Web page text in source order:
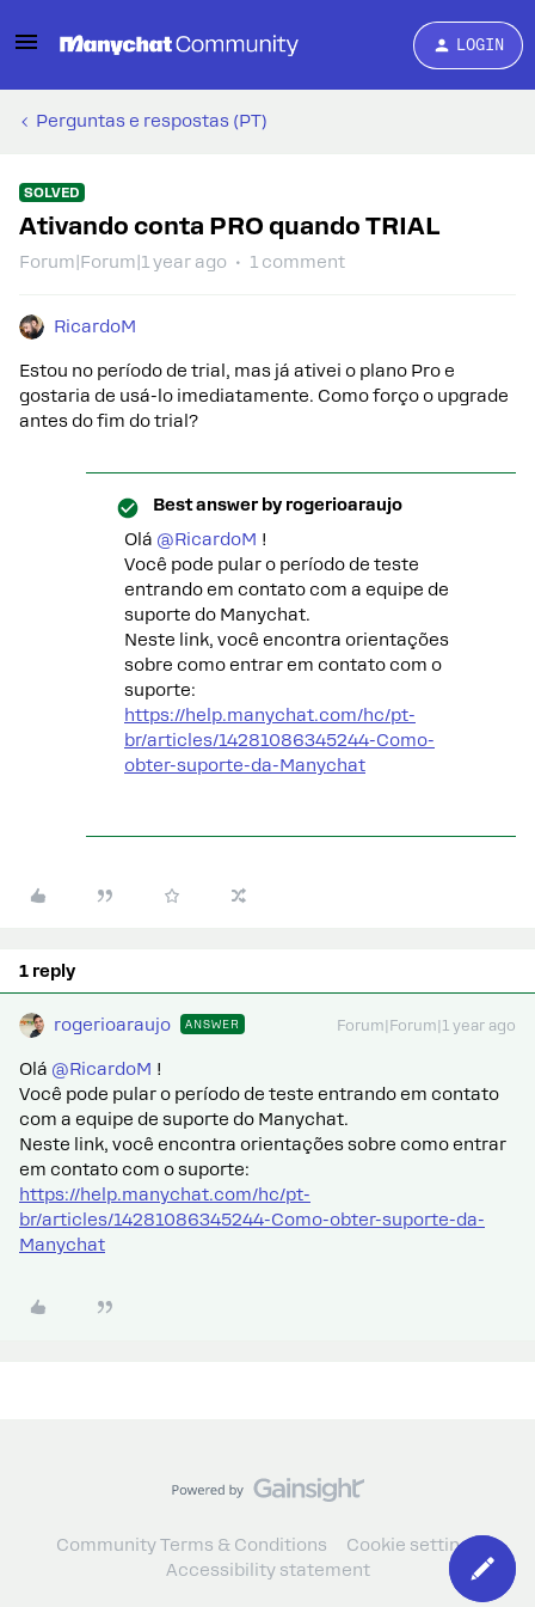
LOGIN
Perguntas e respostas (PT)
SOLVED
Ativando conta PRO quando TRIAL
Forum|Forum|1 year ago 1 comment
RicardoM
Estou no período de trial, mas já ativei o plano Pro e
gostaria de usá-lo imediatamente. Como forço o upgrade
antes do fim do trial?
Best answer by rogerioaraujo
Olá ​ @RicardoM !
Você pode pular o período de teste
entrando em contato com a equipe de
suporte do Manychat.
Neste link, você encontra orientações
sobre como entrar em contato com o
suporte:
https://help.manychat.com/hc/pt-
br/articles/14281086345244-Como-
obter-suporte-da-Manychat
1 reply
rogerioaraujo ANSWER Forum|Forum|1 year ago
Olá ​ @RicardoM !
Você pode pular o período de teste entrando em contato
com a equipe de suporte do Manychat.
Neste link, você encontra orientações sobre como entrar
em contato com o suporte:
https://help.manychat.com/hc/pt-
br/articles/14281086345244-Como-obter-suporte-da-
Manychat
Community Terms & Conditions
Cookie settings
Accessibility statement